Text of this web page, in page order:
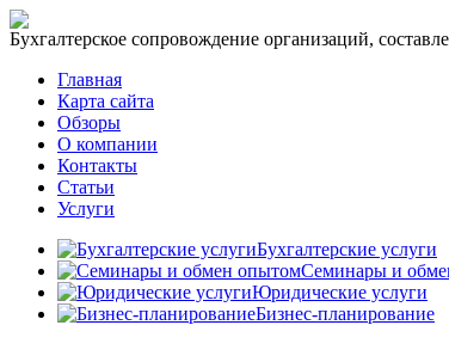
Бухгалтерское сопровождение организаций,
Главная
Карта сайта
Обзоры
О компании
Контакты
Статьи
Услуги
Бухгалтерские услуги
Семинары и
Юридические услуги
Бизнес-планирование